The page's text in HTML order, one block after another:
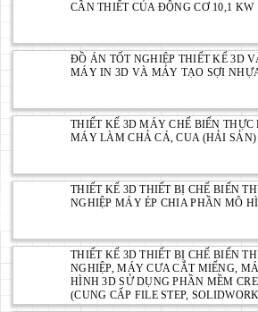
CẦN THIẾT CỦA ĐỘNG CƠ 10,1 KW
ĐỒ ÁN TỐT NGHIỆP THIẾT KẾ 3D
MÁY IN 3D VÀ MÁY TẠO SỢI
THIẾT KẾ 3D MÁY CHẾ BIẾN THỰC
MÁY LÀM CHẢ CÁ, CUA (HẢI SẢN)
THIẾT KẾ 3D THIẾT BỊ CHẾ BIẾN
NGHIỆP MÁY ÉP CHIA PHẦN MÔ
THIẾT KẾ 3D THIẾT BỊ CHẾ BIẾN
NGHIỆP, MÁY CƯA CẮT MIẾNG,
HÌNH 3D SỬ DỤNG PHẦN MỀM
(CUNG CẤP FILE STEP,